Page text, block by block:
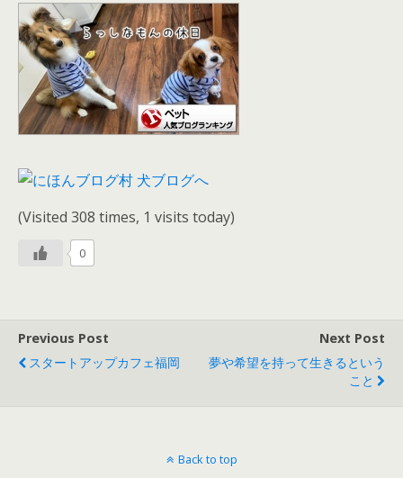
(Visited 308 times, 1 visits today)
0
Previous Post
スタートアップカフェ福岡
Next Post
夢や希望を持って生きるという
こと
Back to top